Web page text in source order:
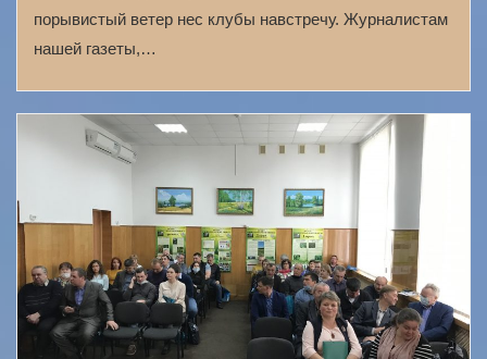
порывистый ветер нес клубы навстречу. Журналистам
нашей газеты,…